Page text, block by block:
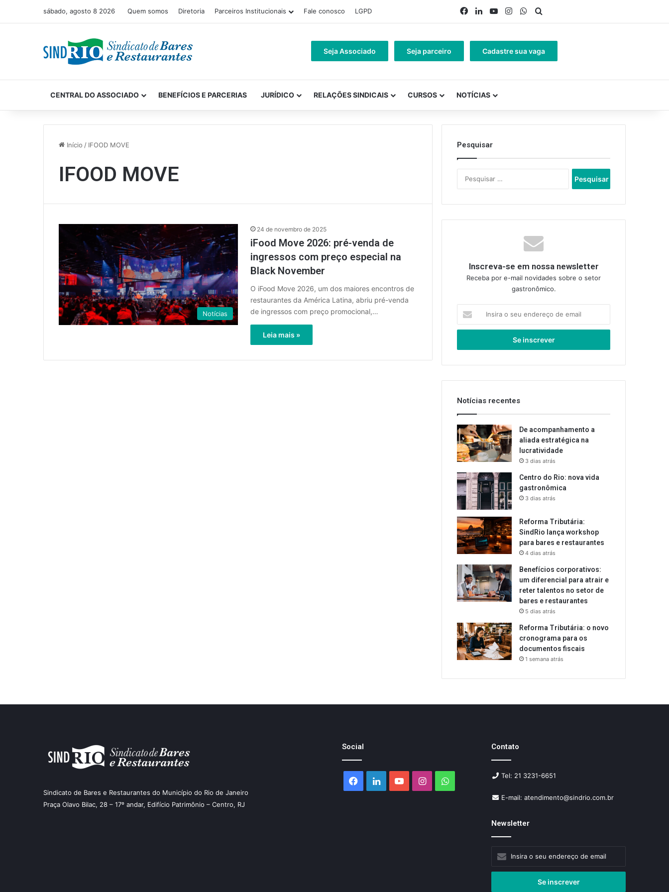
sábado, agosto 8 2026 Quem somos Diretoria Parceiros Institucionais Fale conosco LGPD Facebook
LinkedinYouTubeInstagramWhatsApp
Seja Associado Seja parceiro Cadastre sua vaga
CENTRAL DO ASSOCIADO BENEFÍCIOS E PARCERIAS JURÍDICO RELAÇÕES SINDICAIS CURSOS NOTÍCIAS
Início / IFOOD MOVE
IFOOD MOVE
Notícias
24 de novembro de 2025
iFood Move 2026: pré-venda de
ingressos com preço especial na
Black November
O iFood Move 2026, um dos maiores encontros de
restaurantes da América Latina, abriu pré-venda
de ingressos com preço promocional,…
Leia mais »
Pesquisar
por:
Inscreva-se em nossa newsletter
Receba por e-mail novidades sobre o setor
gastronômico.
seu
de
Notícias recentes
De acompanhamento a
aliada estratégica na
lucratividade
3 dias atrás
Centro do Rio: nova vida
gastronômica
3 dias atrás
Reforma Tributária:
SindRio lança workshop
para bares e restaurantes
4 dias atrás
Benefícios corporativos:
um diferencial para atrair e
reter talentos no setor de
bares e restaurantes
5 dias atrás
Reforma Tributária: o novo
cronograma para os
documentos fiscais
1 semana atrás
Sindicato de Bares e Restaurantes do Município do Rio de Janeiro
Praça Olavo Bilac, 28 – 17º andar, Edifício Patrimônio – Centro, RJ
Social
Facebook
LinkedinYouTubeInstagramWhatsApp
Contato
Tel: 21 3231-6651
E-mail: atendimento@sindrio.com.br
Newsletter
seu